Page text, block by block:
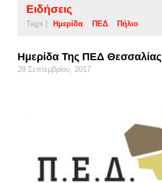
Ειδήσεις
Tags | Ημερίδα ΠΕΔ Πήλιο
Ημερίδα Της ΠΕΔ Θεσσαλίας
28 Σεπτεμβρίου, 2017